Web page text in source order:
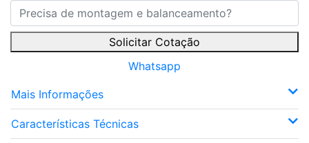
Solicitar Cotação
Whatsapp
Mais Informações
Características Técnicas